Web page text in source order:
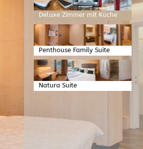
Deluxe Zimmer mit Küche
Penthouse Family Suite
Natura Suite